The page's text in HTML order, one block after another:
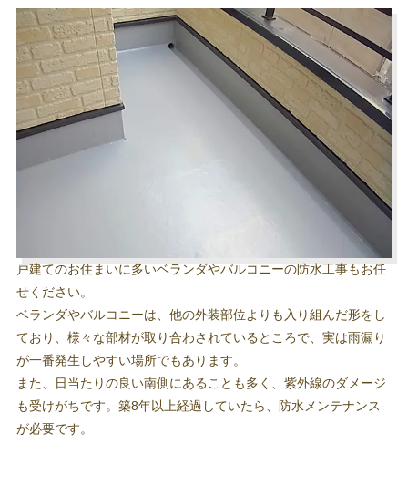
戸建てのお住まいに多いベランダやバルコニーの防水工事もお任
せください。
ベランダやバルコニーは、他の外装部位よりも入り組んだ形をし
ており、様々な部材が取り合わされているところで、実は雨漏り
が一番発生しやすい場所でもあります。
また、日当たりの良い南側にあることも多く、紫外線のダメージ
も受けがちです。築8年以上経過していたら、防水メンテナンス
が必要です。